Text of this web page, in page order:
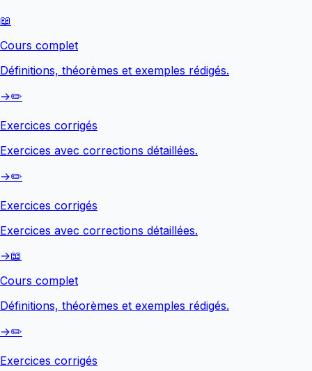
📖
Cours complet
Définitions, théorèmes et exemples rédigés.
→✏️
Exercices corrigés
Exercices avec corrections détaillées.
→✏️
Exercices corrigés
Exercices avec corrections détaillées.
→📖
Cours complet
Définitions, théorèmes et exemples rédigés.
→✏️
Exercices corrigés